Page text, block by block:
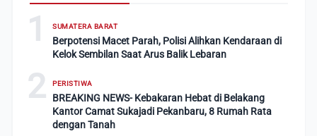
1 SUMATERA BARAT
Berpotensi Macet Parah, Polisi Alihkan Kendaraan di
Kelok Sembilan Saat Arus Balik Lebaran
2 PERISTIWA
BREAKING NEWS- Kebakaran Hebat di Belakang
Kantor Camat Sukajadi Pekanbaru, 8 Rumah Rata
dengan Tanah